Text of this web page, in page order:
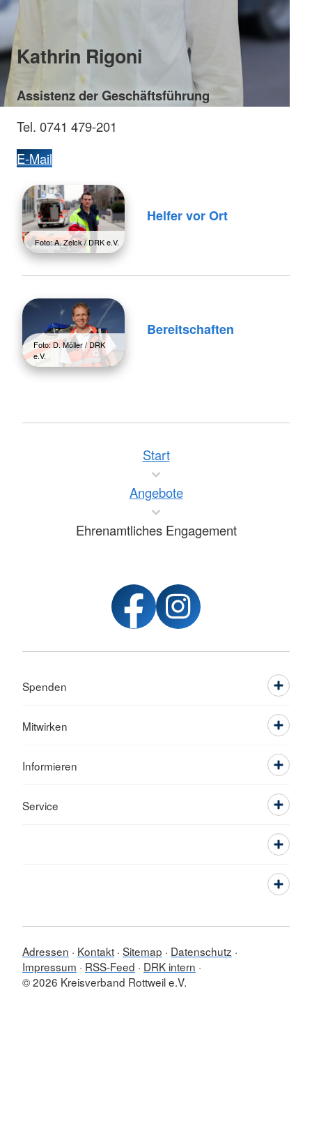
Kathrin Rigoni
Assistenz der Geschäftsführung
Tel. 0741 479-201
E-Mail
Foto: A. Zelck / DRK e.V.
Helfer vor Ort
Foto: D. Möller / DRK
e.V.
Bereitschaften
Start
Angebote
Ehrenamtliches Engagement
Spenden
Mitwirken
Informieren
Service
Adressen Kontakt Sitemap
Datenschutz
Impressum
RSS-Feed
DRK intern
© 2026 Kreisverband Rottweil e.V.